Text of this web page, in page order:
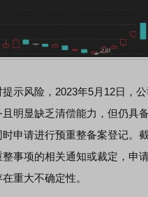
风险，2023年5月12日，公
明显缺乏清偿能力，但仍具
申请进行预重整备案登记。
事项的相关通知或裁定，申
重大不确定性。